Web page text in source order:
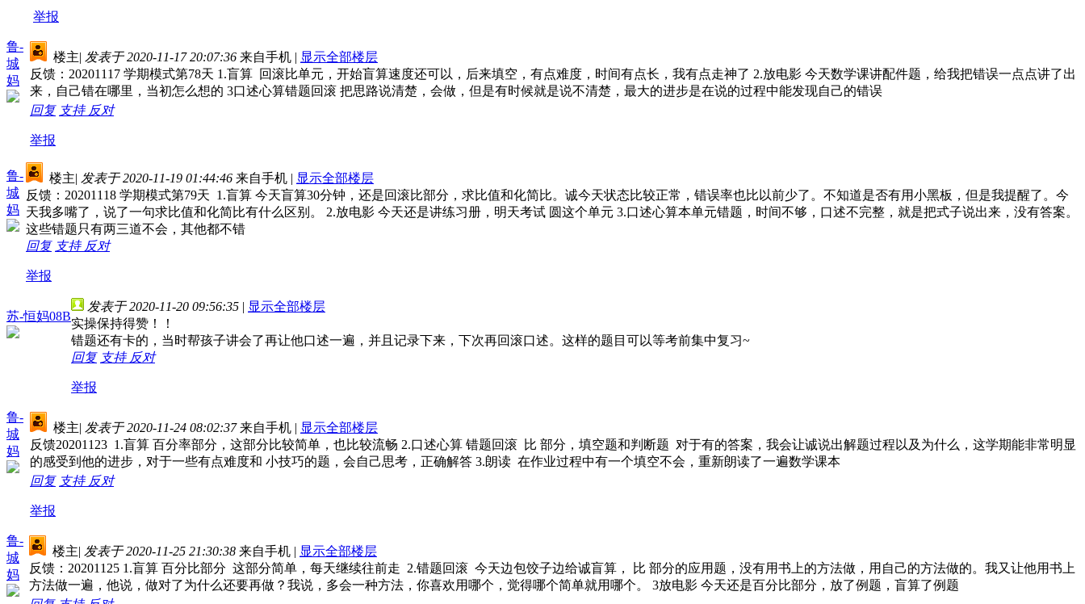
举报
鲁-
城
妈
楼主| 发表于 2020-11-17 20:07:36 来自手机 | 显示全部楼层
反馈：20201117 学期模式第78天 1.盲算 回滚比单元，开始盲算速度还可以，后来填空，有点难度，时间有点长，我有点走神了 2.放电影 今天数学课讲配件题，给我把错误一点点讲了出
来，自己错在哪里，当初怎么想的 3口述心算错题回滚 把思路说清楚，会做，但是有时候就是说不清楚，最大的进步是在说的过程中能发现自己的错误
回复 支持 反对
举报
鲁-
城
妈
楼主| 发表于 2020-11-19 01:44:46 来自手机 | 显示全部楼层
反馈：20201118 学期模式第79天 1.盲算 今天盲算30分钟，还是回滚比部分，求比值和化简比。诚今天状态比较正常，错误率也比以前少了。不知道是否有用小黑板，但是我提醒了。今
天我多嘴了，说了一句求比值和化简比有什么区别。 2.放电影 今天还是讲练习册，明天考试 圆这个单元 3.口述心算本单元错题，时间不够，口述不完整，就是把式子说出来，没有答案。
这些错题只有两三道不会，其他都不错
回复 支持 反对
举报
苏-恒妈08B
发表于 2020-11-20 09:56:35 | 显示全部楼层
实操保持得赞！！
错题还有卡的，当时帮孩子讲会了再让他口述一遍，并且记录下来，下次再回滚口述。这样的题目可以等考前集中复习~
回复 支持 反对
举报
鲁-
城
妈
楼主| 发表于 2020-11-24 08:02:37 来自手机 | 显示全部楼层
反馈20201123 1.盲算 百分率部分，这部分比较简单，也比较流畅 2.口述心算 错题回滚 比 部分，填空题和判断题 对于有的答案，我会让诚说出解题过程以及为什么，这学期能非常明显
的感受到他的进步，对于一些有点难度和 小技巧的题，会自己思考，正确解答 3.朗读 在作业过程中有一个填空不会，重新朗读了一遍数学课本
回复 支持 反对
举报
鲁-
城
妈
楼主| 发表于 2020-11-25 21:30:38 来自手机 | 显示全部楼层
反馈：20201125 1.盲算 百分比部分 这部分简单，每天继续往前走 2.错题回滚 今天边包饺子边给诚盲算， 比 部分的应用题，没有用书上的方法做，用自己的方法做的。我又让他用书上
方法做一遍，他说，做对了为什么还要再做？我说，多会一种方法，你喜欢用哪个，觉得哪个简单就用哪个。 3放电影 今天还是百分比部分，放了例题，盲算了例题